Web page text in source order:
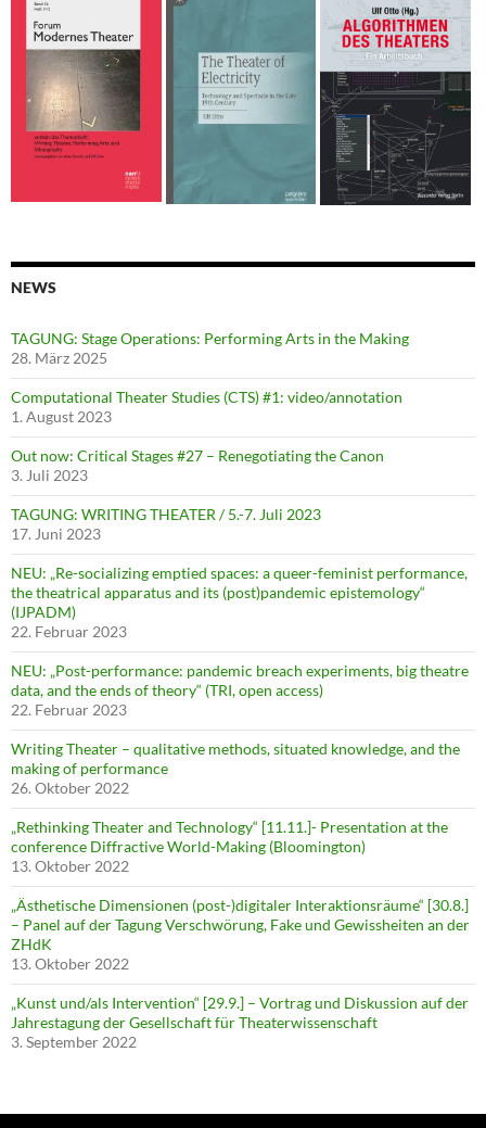
NEWS
TAGUNG: Stage Operations: Performing Arts in the Making
28. März 2025
Computational Theater Studies (CTS) #1: video/annotation
1. August 2023
Out now: Critical Stages #27 – Renegotiating the Canon
3. Juli 2023
TAGUNG: WRITING THEATER / 5.-7. Juli 2023
17. Juni 2023
NEU: „Re-socializing emptied spaces: a queer-feminist performance,
the theatrical apparatus and its (post)pandemic epistemology“
(IJPADM)
22. Februar 2023
NEU: „Post-performance: pandemic breach experiments, big theatre
data, and the ends of theory“ (TRI, open access)
22. Februar 2023
Writing Theater – qualitative methods, situated knowledge, and the
making of performance
26. Oktober 2022
„Rethinking Theater and Technology“ [11.11.]- Presentation at the
conference Diffractive World-Making (Bloomington)
13. Oktober 2022
„Ästhetische Dimensionen (post-)digitaler Interaktionsräume“ [30.8.]
– Panel auf der Tagung Verschwörung, Fake und Gewissheiten an der
ZHdK
13. Oktober 2022
„Kunst und/als Intervention“ [29.9.] – Vortrag und Diskussion auf der
Jahrestagung der Gesellschaft für Theaterwissenschaft
3. September 2022